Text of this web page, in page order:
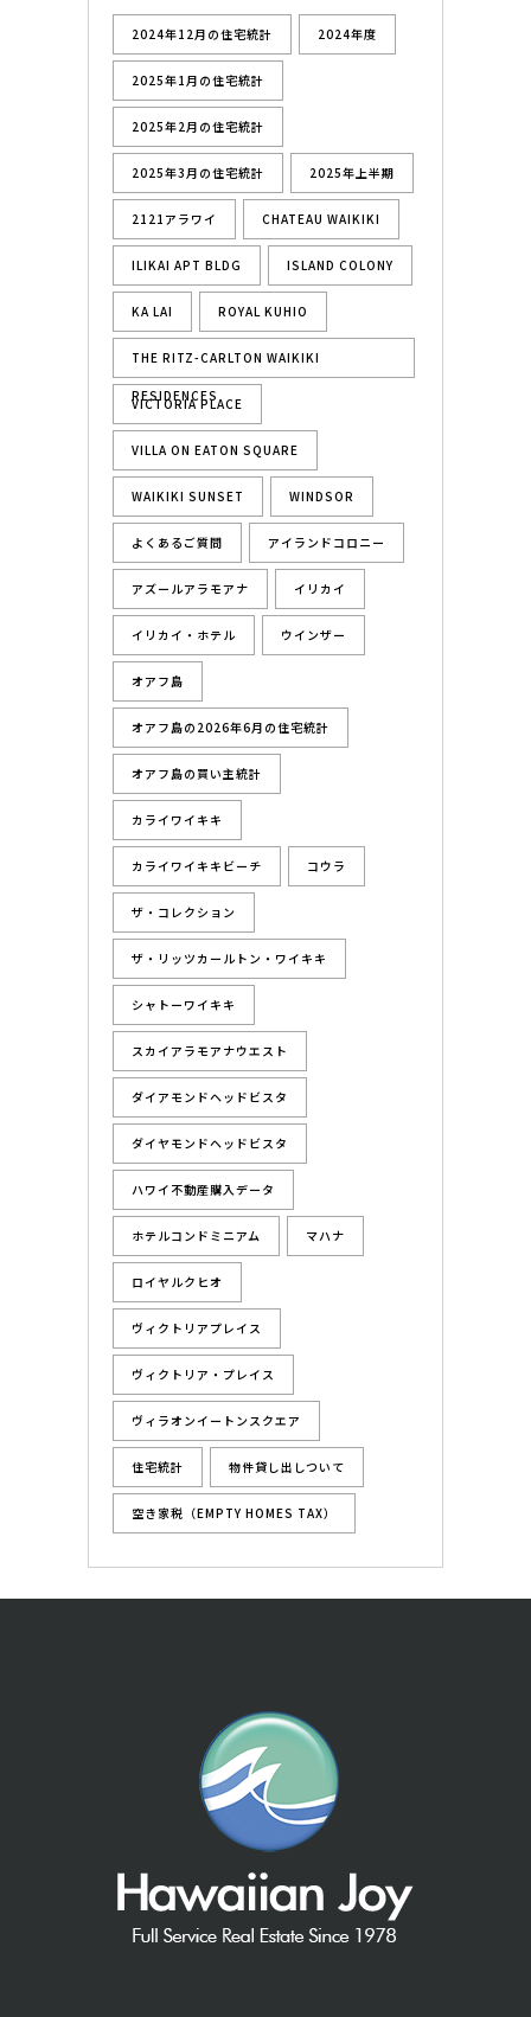
2024年12月の住宅統計 2024年度
2025年1月の住宅統計
2025年2月の住宅統計
2025年3月の住宅統計 2025年上半期
2121アラワイ CHATEAU WAIKIKI
ILIKAI APT BLDG ISLAND COLONY
KA LAI ROYAL KUHIO
THE RITZ-CARLTON WAIKIKI
RESIDENCES
VICTORIA PLACE
VILLA ON EATON SQUARE
WAIKIKI SUNSET WINDSOR
よくあるご質問 アイランドコロニー
アズールアラモアナ イリカイ
イリカイ・ホテル ウインザー
オアフ島
オアフ島の2026年6月の住宅統計
オアフ島の買い主統計
カライワイキキ
カライワイキキビーチ コウラ
ザ・コレクション
ザ・リッツカールトン・ワイキキ
シャトーワイキキ
スカイアラモアナウエスト
ダイアモンドヘッドビスタ
ダイヤモンドヘッドビスタ
ハワイ不動産購入データ
ホテルコンドミニアム マハナ
ロイヤルクヒオ
ヴィクトリアプレイス
ヴィクトリア・プレイス
ヴィラオンイートンスクエア
住宅統計 物件貸し出しついて
空き家税（EMPTY HOMES TAX）